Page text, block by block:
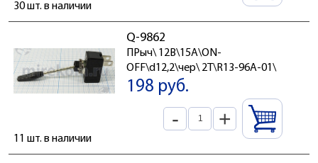
30 шт. в наличии
Q-9862
ПРыч\ 12В\15А\ON-
OFF\d12,2\чер\ 2T\R13-96A-01\
198 руб.
- +
11 шт. в наличии